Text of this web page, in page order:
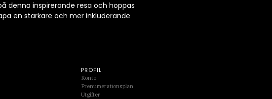
denna inspirerande resa och hoppas
en starkare och mer inkluderande
PROFIL
Konto
Prenumerationsplan
Utgifter